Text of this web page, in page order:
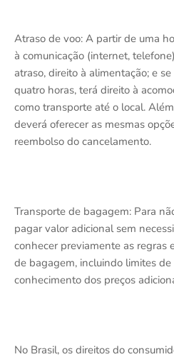
Atraso de voo: A partir de uma
à comunicação (internet,
atraso, direito à alimentação; e
quatro horas, terá direito à
como transporte até o local.
deverá oferecer as mesmas
reembolso do cancelamento.
Transporte de bagagem: Para
pagar valor adicional sem
conhecer previamente as regras
de bagagem, incluindo limites
conhecimento dos preços
No Brasil, os direitos do